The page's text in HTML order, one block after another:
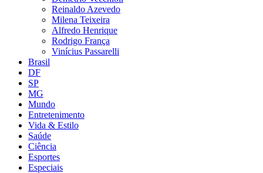
Reinaldo Azevedo
Milena Teixeira
Alfredo Henrique
Rodrigo França
Vinícius Passarelli
Brasil
DF
SP
MG
Mundo
Entretenimento
Vida & Estilo
Saúde
Ciência
Esportes
Especiais